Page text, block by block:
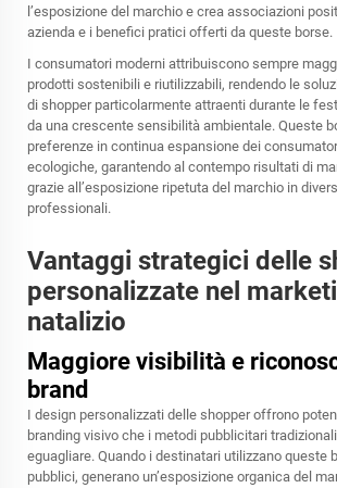
l’esposizione del marchio e crea associazioni
azienda e i benefici pratici offerti da queste borse.
I consumatori moderni attribuiscono sempre
prodotti sostenibili e riutilizzabili, rendendo le
di shopper particolarmente attraenti durante le
da una crescente sensibilità ambientale. Queste
preferenze in continua espansione dei
ecologiche, garantendo al contempo risultati di
grazie all’esposizione ripetuta del marchio in
professionali.
Vantaggi strategici delle
personalizzate nel
natalizio
Maggiore visibilità e
brand
I design personalizzati delle shopper offrono
branding visivo che i metodi pubblicitari
eguagliare. Quando i destinatari utilizzano queste
pubblici, generano un’esposizione organica del